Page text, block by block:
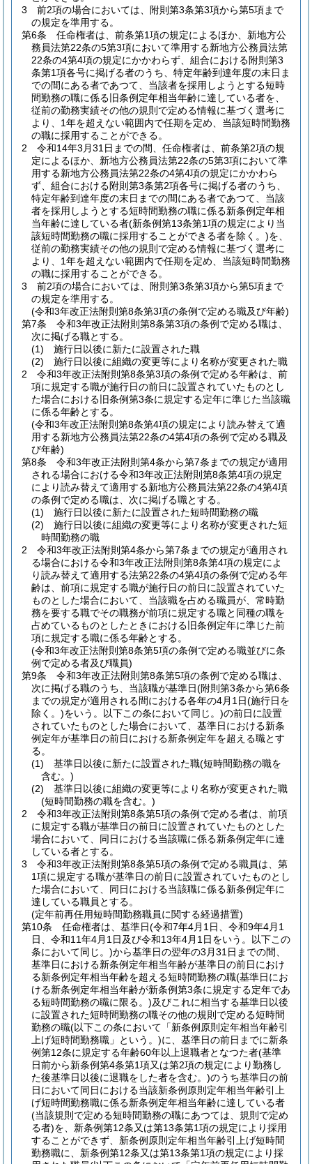
3
前2項の場合においては、附則第3条第3項から第5項まで
の規定を準用する。
第6条
任命権者は、前条第1項の規定によるほか、新地方公
務員法第22条の5第3項において準用する新地方公務員法第
22条の4第4項の規定にかかわらず、組合における附則第3
条第1項各号に掲げる者のうち、特定年齢到達年度の末日ま
での間にある者であつて、当該者を採用しようとする短時
間勤務の職に係る旧条例定年相当年齢に達している者を、
従前の勤務実績その他の規則で定める情報に基づく選考に
より、1年を超えない範囲内で任期を定め、当該短時間勤務
の職に採用することができる。
2
令和14年3月31日までの間、任命権者は、前条第2項の規
定によるほか、新地方公務員法第22条の5第3項において準
用する新地方公務員法第22条の4第4項の規定にかかわら
ず、組合における附則第3条第2項各号に掲げる者のうち、
特定年齢到達年度の末日までの間にある者であつて、当該
者を採用しようとする短時間勤務の職に係る新条例定年相
当年齢に達している者(新条例第13条第1項の規定により当
該短時間勤務の職に採用することができる者を除く。)を、
従前の勤務実績その他の規則で定める情報に基づく選考に
より、1年を超えない範囲内で任期を定め、当該短時間勤務
の職に採用することができる。
3
前2項の場合においては、附則第3条第3項から第5項まで
の規定を準用する。
(令和3年改正法附則第8条第3項の条例で定める職及び年齢)
第7条
令和3年改正法附則第8条第3項の条例で定める職は、
次に掲げる職とする。
(1)
施行日以後に新たに設置された職
(2)
施行日以後に組織の変更等により名称が変更された職
2
令和3年改正法附則第8条第3項の条例で定める年齢は、前
項に規定する職が施行日の前日に設置されていたものとし
た場合における旧条例第3条に規定する定年に準じた当該職
に係る年齢とする。
(令和3年改正法附則第8条第4項の規定により読み替えて適
用する新地方公務員法第22条の4第4項の条例で定める職及
び年齢)
第8条
令和3年改正法附則第4条から第7条までの規定が適用
される場合における令和3年改正法附則第8条第4項の規定
により読み替えて適用する新地方公務員法第22条の4第4項
の条例で定める職は、次に掲げる職とする。
(1)
施行日以後に新たに設置された短時間勤務の職
(2)
施行日以後に組織の変更等により名称が変更された短
時間勤務の職
2
令和3年改正法附則第4条から第7条までの規定が適用され
る場合における令和3年改正法附則第8条第4項の規定によ
り読み替えて適用する法第22条の4第4項の条例で定める年
齢は、前項に規定する職が施行日の前日に設置されていた
ものとした場合において、当該職を占める職員が、常時勤
務を要する職でその職務が前項に規定する職と同種の職を
占めているものとしたときにおける旧条例定年に準じた前
項に規定する職に係る年齢とする。
(令和3年改正法附則第8条第5項の条例で定める職並びに条
例で定める者及び職員)
第9条
令和3年改正法附則第8条第5項の条例で定める職は、
次に掲げる職のうち、当該職が基準日(附則第3条から第6条
までの規定が適用される間における各年の4月1日(施行日を
除く。)をいう。以下この条において同じ。)の前日に設置
されていたものとした場合において、基準日における新条
例定年が基準日の前日における新条例定年を超える職とす
る。
(1)
基準日以後に新たに設置された職(短時間勤務の職を
含む。)
(2)
基準日以後に組織の変更等により名称が変更された職
(短時間勤務の職を含む。)
2
令和3年改正法附則第8条第5項の条例で定める者は、前項
に規定する職が基準日の前日に設置されていたものとした
場合において、同日における当該職に係る新条例定年に達
している者とする。
3
令和3年改正法附則第8条第5項の条例で定める職員は、第
1項に規定する職が基準日の前日に設置されていたものとし
た場合において、同日における当該職に係る新条例定年に
達している職員とする。
(定年前再任用短時間勤務職員に関する経過措置)
第10条
任命権者は、基準日(令和7年4月1日、令和9年4月1
日、令和11年4月1日及び令和13年4月1日をいう。以下この
条において同じ。)から基準日の翌年の3月31日までの間、
基準日における新条例定年相当年齢が基準日の前日におけ
る新条例定年相当年齢を超える短時間勤務の職(基準日にお
ける新条例定年相当年齢が新条例第3条に規定する定年であ
る短時間勤務の職に限る。)及びこれに相当する基準日以後
に設置された短時間勤務の職その他の規則で定める短時間
勤務の職(以下この条において「新条例原則定年相当年齢引
上げ短時間勤務職」という。)に、基準日の前日までに新条
例第12条に規定する年齢60年以上退職者となつた者(基準
日前から新条例第4条第1項又は第2項の規定により勤務し
た後基準日以後に退職をした者を含む。)のうち基準日の前
日において同日における当該新条例原則定年相当年齢引上
げ短時間勤務職に係る新条例定年相当年齢に達している者
(当該規則で定める短時間勤務の職にあつては、規則で定め
る者)を、新条例第12条又は第13条第1項の規定により採用
することができず、新条例原則定年相当年齢引上げ短時間
勤務職に、新条例第12条又は第13条第1項の規定により採